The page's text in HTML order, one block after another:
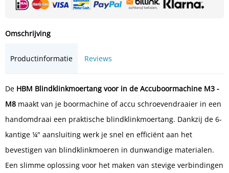
Omschrijving
Productinformatie Reviews
De HBM Blindklinkmoertang voor in de Accuboormachine M3 -
M8 maakt van je boormachine of accu schroevendraaier in een
handomdraai een praktische blindklinkmoertang. Dankzij de 6-
kantige ¼" aansluiting werk je snel en efficiënt aan het
bevestigen van blindklinkmoeren in dunwandige materialen.
Een slimme oplossing voor het maken van stevige verbindingen